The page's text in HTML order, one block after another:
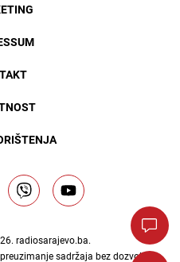
radiosarajevo.ba.
sadržaja bez dozvole